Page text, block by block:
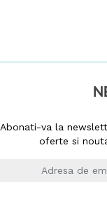
Abonati-va la
oferte si